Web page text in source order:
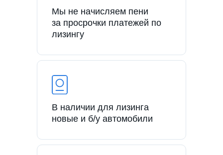
Мы не начисляем пени
за просрочки платежей по
лизингу
В наличии для лизинга
новые и б/у автомобили